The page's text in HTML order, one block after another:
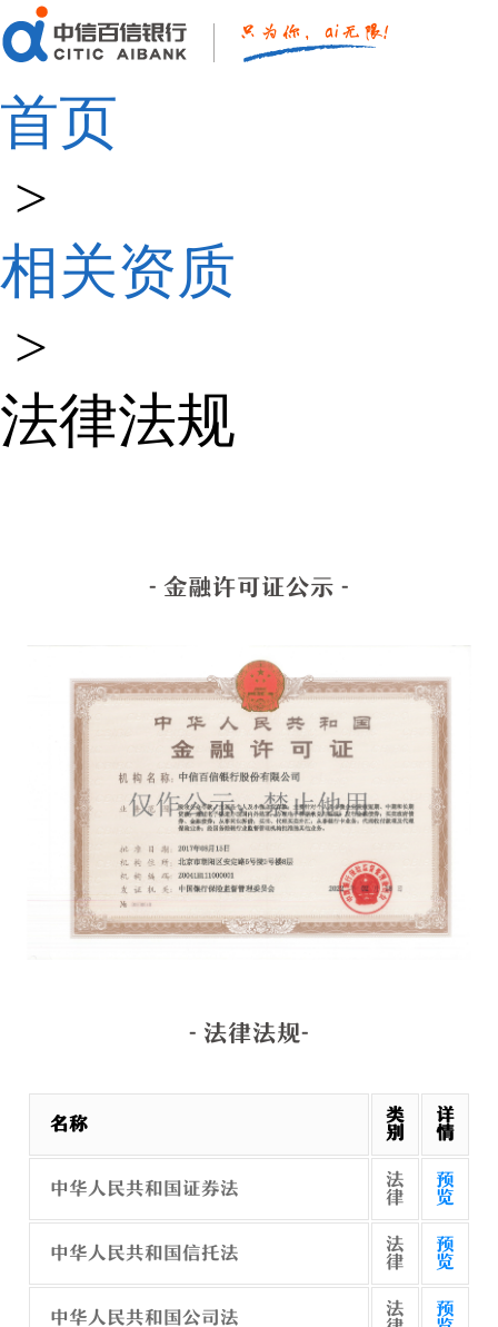
首页
>
相关资质
>
法律法规
- 金融许可证公示 -
- 法律法规-
名称
类
别
详
情
中华人民共和国证券法
法
律
预
览
中华人民共和国信托法
法
律
预
览
中华人民共和国公司法
法
预